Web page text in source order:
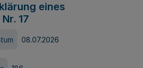
eines
17
08.07.2026